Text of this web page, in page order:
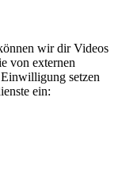
wir dir Videos
von externen
setzen
ein: